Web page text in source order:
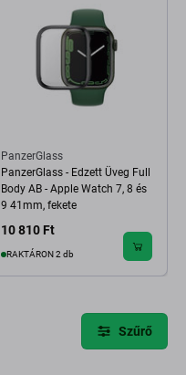
PanzerGlass
PanzerGlass - Edzett Üveg Full
Body AB - Apple Watch 7, 8 és
9 41mm, fekete
10 810 Ft
RAKTÁRON 2 db
Szűrő